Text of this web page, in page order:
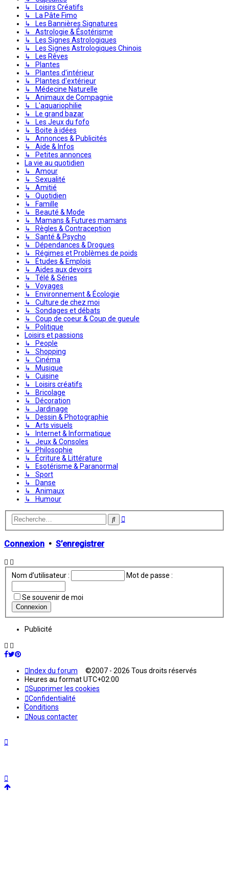
↳ Loisirs Créatifs
↳ La Pâte Fimo
↳ Les Bannières Signatures
↳ Astrologie & Ésotérisme
↳ Les Signes Astrologiques
↳ Les Signes Astrologiques Chinois
↳ Les Rêves
↳ Plantes
↳ Plantes d'intérieur
↳ Plantes d'extérieur
↳ Médecine Naturelle
↳ Animaux de Compagnie
↳ L'aquariophilie
↳ Le grand bazar
↳ Les Jeux du fofo
↳ Boite à idées
↳ Annonces & Publicités
↳ Aide & Infos
↳ Petites annonces
La vie au quotidien
↳ Amour
↳ Sexualité
↳ Amitié
↳ Quotidien
↳ Famille
↳ Beauté & Mode
↳ Mamans & Futures mamans
↳ Règles & Contraception
↳ Santé & Psycho
↳ Dépendances & Drogues
↳ Régimes et Problèmes de poids
↳ Études & Emplois
↳ Aides aux devoirs
↳ Télé & Séries
↳ Voyages
↳ Environnement & Écologie
↳ Culture de chez moi
↳ Sondages et débats
↳ Coup de coeur & Coup de gueule
↳ Politique
Loisirs et passions
↳ People
↳ Shopping
↳ Cinéma
↳ Musique
↳ Cuisine
↳ Loisirs créatifs
↳ Bricolage
↳ Décoration
↳ Jardinage
↳ Dessin & Photographie
↳ Arts visuels
↳ Internet & Informatique
↳ Jeux & Consoles
↳ Philosophie
↳ Écriture & Littérature
↳ Esotérisme & Paranormal
↳ Sport
↳ Danse
↳ Animaux
↳ Humour
Rechercher
Recherche
Connexion • S’enregistrer
Nom d’utilisateur : Mot de passe :
Se souvenir de moi
Publicité
Index du forum ©2007 - 2026 Tous droits réservés
Heures au formatUTC+02:00
Supprimer les cookies
Confidentialité
Conditions
Nous contacter